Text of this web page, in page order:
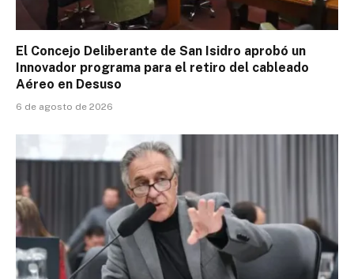
El Concejo Deliberante de San Isidro aprobó un
Innovador programa para el retiro del cableado
Aéreo en Desuso
6 de agosto de 2026